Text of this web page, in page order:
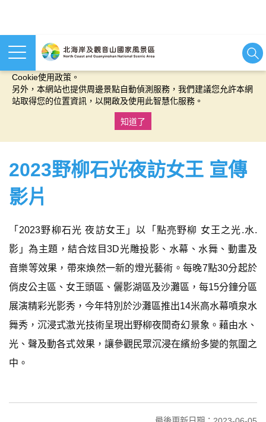
本網站使用cookies等相關技術以持續優化網站服務，並有助於為
Cookie使用政策。
另外，本網站也提供周邊景點自動偵測服務，我們建議您允許本網
站取得您的位置資訊，以開啟及使用此智慧化服務。
知道了
2023野柳石光夜訪女王 宣傳
影片
「2023野柳石光 夜訪女王」以「點亮野柳 女王之光.水.
影」為主題，結合炫目3D光雕投影、水幕、水舞、動畫及
音樂等效果，帶來煥然一新的燈光藝術。每晚7點30分起於
俏皮公主區、女王頭區、儷影湖區及沙灘區，每15分鐘分區
展演精彩光影秀，今年特別於沙灘區推出14米高水幕噴泉水
舞秀，沉浸式激光技術呈現出野柳夜間奇幻景象。藉由水、
光、聲及動各式效果，讓參觀民眾沉浸在繽紛多變的氛圍之
中。